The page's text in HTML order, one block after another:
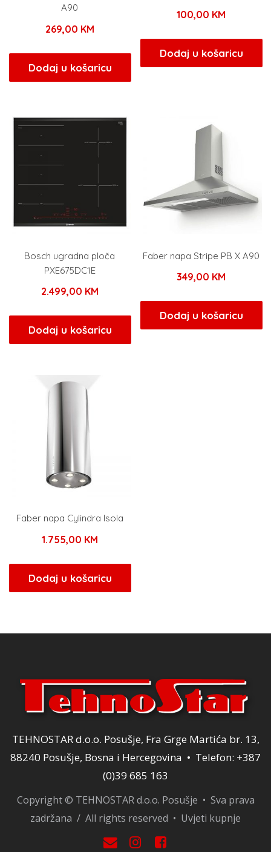
A90
269,00 KM
Dodaj u košaricu
100,00 KM
Dodaj u košaricu
Bosch ugradna ploča
PXE675DC1E
2.499,00 KM
Dodaj u košaricu
Faber napa Stripe PB X A90
349,00 KM
Dodaj u košaricu
Faber napa Cylindra Isola
1.755,00 KM
Dodaj u košaricu
TEHNOSTAR d.o.o. Posušje, Fra Grge Martića br. 13,
88240 Posušje, Bosna i Hercegovina • Telefon: +387
(0)39 685 163
Copyright © TEHNOSTAR d.o.o. Posušje • Sva prava
zadržana / All rights reserved • Uvjeti kupnje